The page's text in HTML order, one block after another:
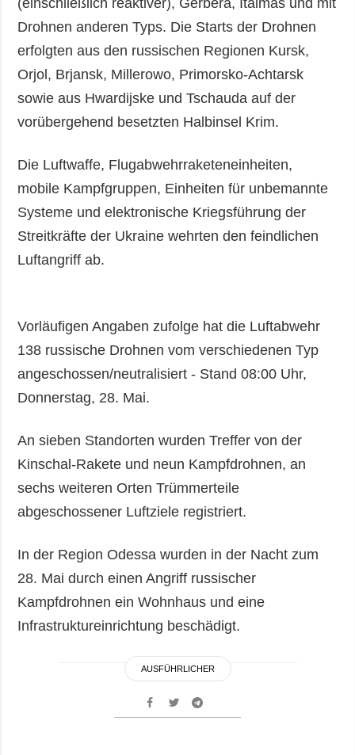
Drohnen anderen Typs. Die Starts der Drohnen
erfolgten aus den russischen Regionen Kursk,
Orjol, Brjansk, Millerowo, Primorsko-Achtarsk
sowie aus Hwardijske und Tschauda auf der
vorübergehend besetzten Halbinsel Krim.
Die Luftwaffe, Flugabwehrraketeneinheiten,
mobile Kampfgruppen, Einheiten für unbemannte
Systeme und elektronische Kriegsführung der
Streitkräfte der Ukraine wehrten den feindlichen
Luftangriff ab.
Vorläufigen Angaben zufolge hat die Luftabwehr
138 russische Drohnen vom verschiedenen Typ
angeschossen/neutralisiert - Stand 08:00 Uhr,
Donnerstag, 28. Mai.
An sieben Standorten wurden Treffer von der
Kinschal-Rakete und neun Kampfdrohnen, an
sechs weiteren Orten Trümmerteile
abgeschossener Luftziele registriert.
In der Region Odessa wurden in der Nacht zum
28. Mai durch einen Angriff russischer
Kampfdrohnen ein Wohnhaus und eine
Infrastruktureinrichtung beschädigt.
AUSFÜHRLICHER